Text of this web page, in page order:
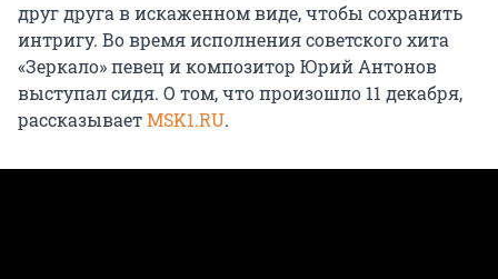
друг друга в искаженном виде, чтобы сохранить
интригу. Во время исполнения советского хита
«Зеркало» певец и композитор Юрий Антонов
выступал сидя. О том, что произошло 11 декабря,
рассказываетMSK1.RU.